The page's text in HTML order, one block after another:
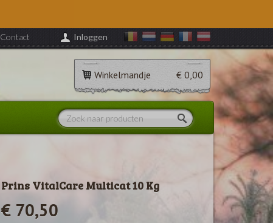
Contact Inloggen
Winkelmandje € 0,00
Prins VitalCare Multicat 10 Kg
€ 70,50